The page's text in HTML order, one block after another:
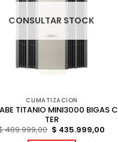
CONSULTAR STOCK
CLIMATIZACION
TITANIO MINI3000 BIGAS C
TER
489.999,00 El
precio
$ 435.999,00